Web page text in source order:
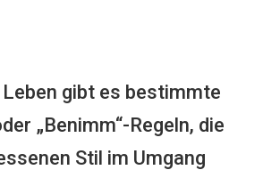
gibt es bestimmte
„Benimm“-Regeln, die
Stil im Umgang